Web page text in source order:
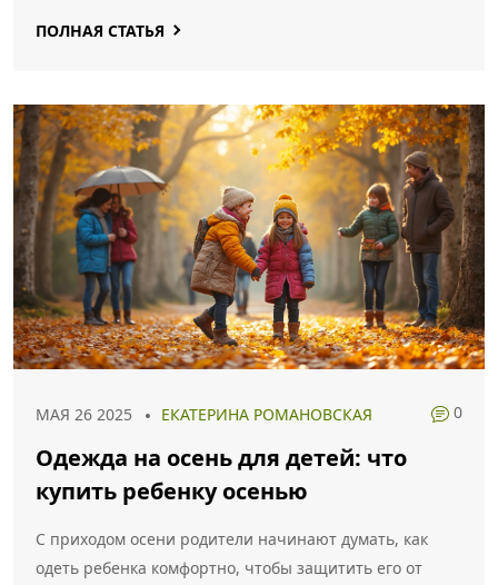
и индивидуальность. Сделайте свой Новый год ярче с
ПОЛНАЯ СТАТЬЯ
МАЯ 26 2025 ЕКАТЕРИНА РОМАНОВСКАЯ 0
Одежда на осень для детей: что
купить ребенку осенью
С приходом осени родители начинают думать, как
одеть ребенка комфортно, чтобы защитить его от